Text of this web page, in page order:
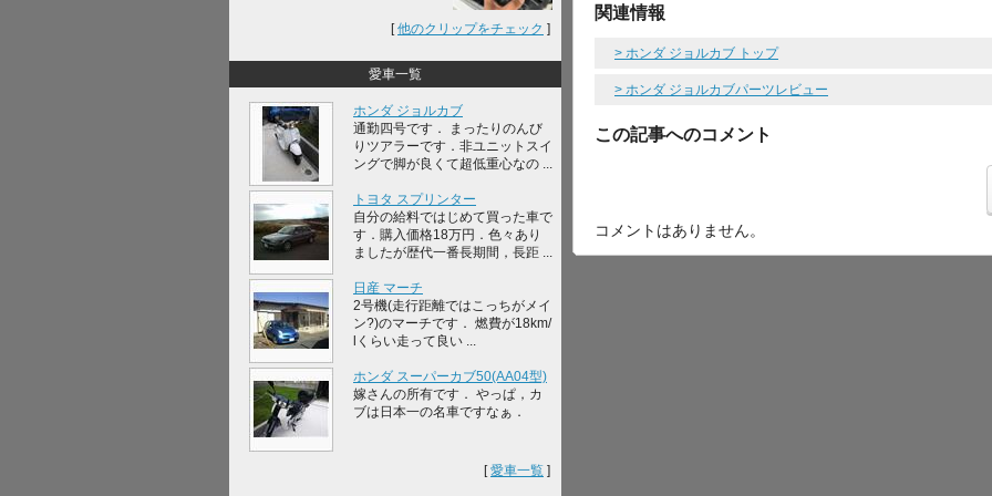
関連情報
> ホンダ ジョルカブ トップ
> ホンダ ジョルカブパーツレビュー
この記事へのコメント
コメントはありません。
[他のクリップをチェック ]
愛車一覧
ホンダ ジョルカブ
通勤四号です． まったりのんび
りツアラーです．非ユニットスイ
ングで脚が良くて超低重心なの ...
トヨタ スプリンター
自分の給料ではじめて買った車で
す．購入価格18万円．色々あり
ましたが歴代一番長期間，長距 ...
日産 マーチ
2号機(走行距離ではこっちがメイ
ン?)のマーチです． 燃費が18km/
lくらい走って良い ...
ホンダ スーパーカブ50(AA04型)
嫁さんの所有です． やっぱ，カ
ブは日本一の名車ですなぁ．
[愛車一覧 ]